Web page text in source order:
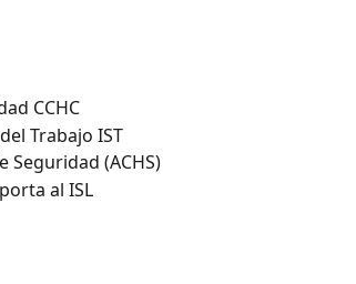
CCHC
Trabajo IST
Seguridad (ACHS)
al ISL